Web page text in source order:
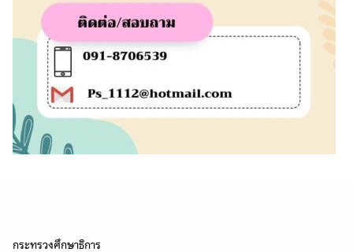
กระทรวงศึกษาธิการ